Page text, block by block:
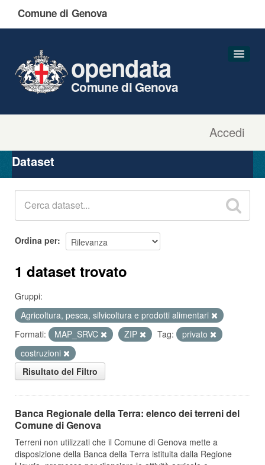
Comune di Genova
Accedi
opendata
Comune di Genova
Organizzazioni
Gruppi
Dataset
Ordina per
1 dataset trovato
Gruppi:
Agricoltura, pesca, silvicoltura e prodotti alimentari
Formati:
MAP_SRVC ZIP Tag:
privato
costruzioni
Risultato del Filtro
Banca Regionale della Terra: elenco dei terreni del
Comune di Genova
Terreni non utilizzati che il Comune di Genova mette a
disposizione della Banca della Terra istituita dalla Regione